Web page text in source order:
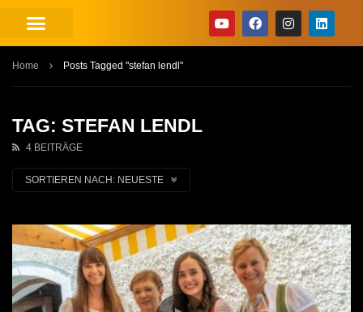
Home Posts Tagged "stefan lendl"
TAG: STEFAN LENDL
4 BEITRÄGE
SORTIEREN NACH: NEUESTE